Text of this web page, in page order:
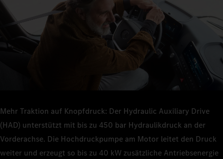
Mehr Traktion auf Knopfdruck: Der Hydraulic Auxiliary Drive
(HAD) unterstützt mit bis zu 450 bar Hydraulikdruck an der
Vorderachse. Die Hochdruckpumpe am Motor leitet den Druck
weiter und erzeugt so bis zu 40 kW zusätzliche Antriebsenergie